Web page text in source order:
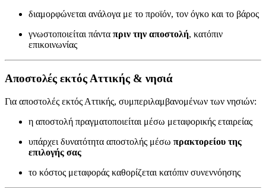
διαμορφώνεται ανάλογα με το προϊόν, τον όγκο και το βάρος
γνωστοποιείται πάντα πριν την αποστολή, κατόπιν
επικοινωνίας
Αποστολές εκτός Αττικής & νησιά
Για αποστολές εκτός Αττικής, συμπεριλαμβανομένων των νησιών:
η αποστολή πραγματοποιείται μέσω μεταφορικής εταιρείας
υπάρχει δυνατότητα αποστολής μέσω πρακτορείου της
επιλογής σας
το κόστος μεταφοράς καθορίζεται κατόπιν συνεννόησης